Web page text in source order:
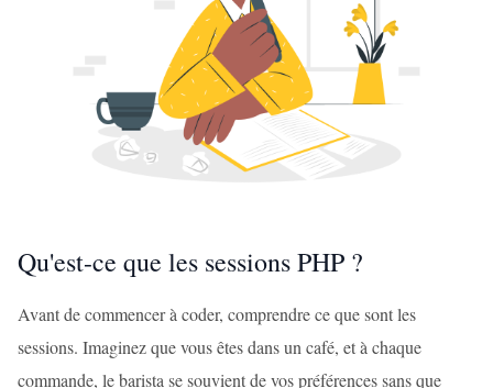
Qu'est-ce que les sessions PHP ?
Avant de commencer à coder, comprendre ce que sont les
sessions. Imaginez que vous êtes dans un café, et à chaque
commande, le barista se souvient de vos préférences sans que